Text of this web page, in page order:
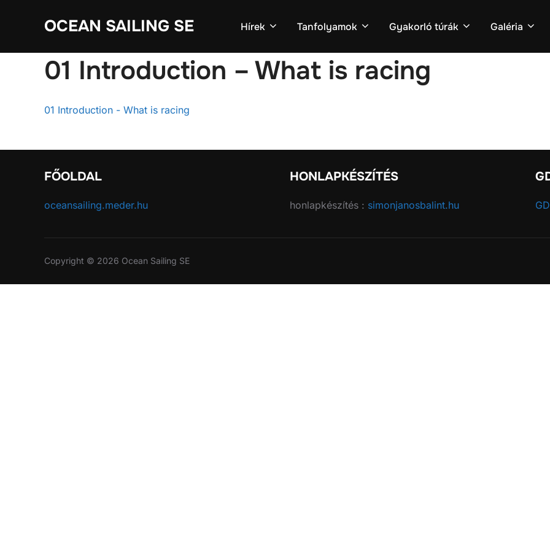
OCEAN SAILING SE Hírek Tanfolyamok Gyakorló túrák Galéria
01 Introduction – What is racing
01 Introduction - What is racing
FŐOLDAL
oceansailing.meder.hu
HONLAPKÉSZÍTÉS
honlapkészítés : simonjanosbalint.hu
Copyright © 2026 Ocean Sailing SE